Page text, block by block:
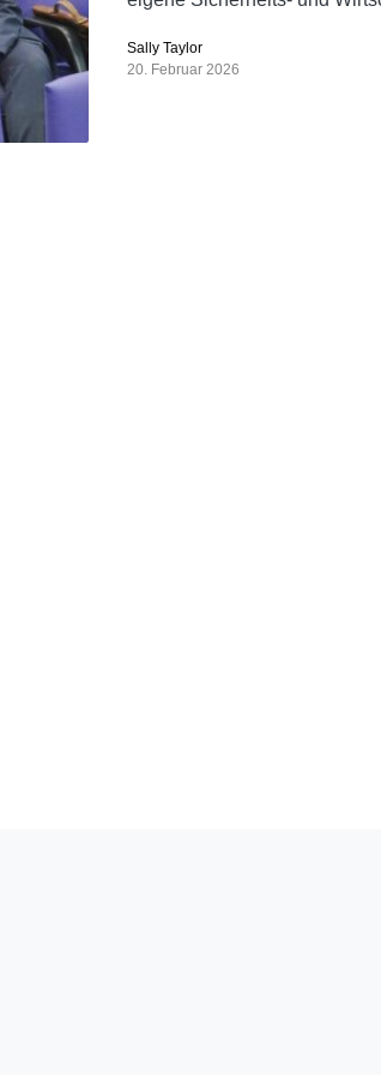
Sally Taylor
20. Februar 2026